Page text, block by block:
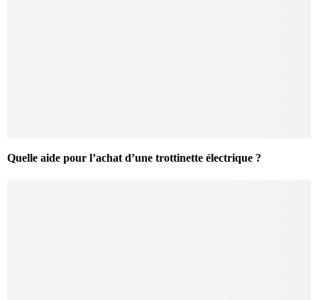
Quelle aide pour l’achat d’une trottinette électrique ?